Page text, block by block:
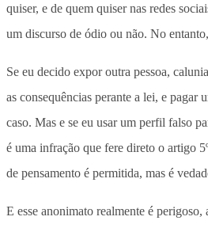
quiser, e de quem quiser nas redes
um discurso de ódio ou não. No
Se eu decido expor outra pessoa,
as consequências perante a lei, e pagar
caso. Mas e se eu usar um perfil falso
é uma infração que fere direto o artigo
de pensamento é permitida, mas é
E esse anonimato realmente é